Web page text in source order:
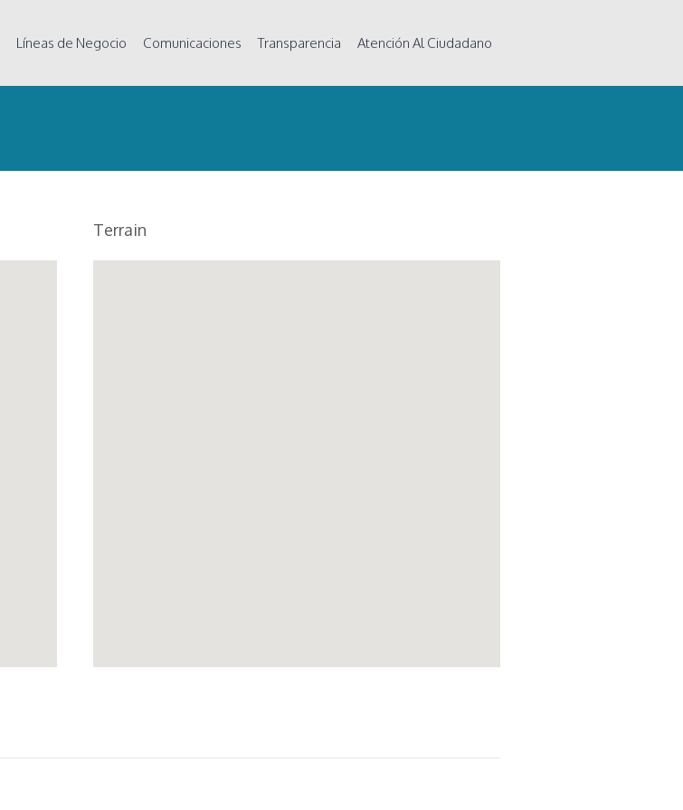
Líneas de Negocio Comunicaciones Transparencia Atención Al Ciudadano
Terrain